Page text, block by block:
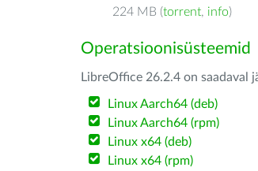
224 MB (torrent, info)
Operatsioonisüsteemid
LibreOffice 26.2.4 on saadaval
Linux Aarch64 (deb)
Linux Aarch64 (rpm)
Linux x64 (deb)
Linux x64 (rpm)